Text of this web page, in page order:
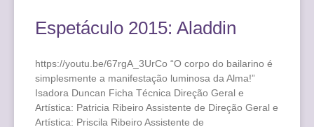
Espetáculo 2015: Aladdin
https://youtu.be/67rgA_3UrCo “O corpo do bailarino é
simplesmente a manifestação luminosa da Alma!”
Isadora Duncan Ficha Técnica Direção Geral e
Artística: Patricia Ribeiro Assistente de Direção Geral e
Artística: Priscila Ribeiro Assistente de